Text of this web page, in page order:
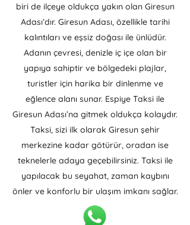
biri de ilçeye oldukça yakın olan Giresun
Adası’dır. Giresun Adası, özellikle tarihi
kalıntıları ve eşsiz doğası ile ünlüdür.
Adanın çevresi, denizle iç içe olan bir
yapıya sahiptir ve bölgedeki plajlar,
turistler için harika bir dinlenme ve
eğlence alanı sunar. Espiye Taksi ile
Giresun Adası’na gitmek oldukça kolaydır.
Taksi, sizi ilk olarak Giresun şehir
merkezine kadar götürür, oradan ise
teknelerle adaya geçebilirsiniz. Taksi ile
yapılacak bu seyahat, zaman kaybını
önler ve konforlu bir ulaşım imkanı sağlar.